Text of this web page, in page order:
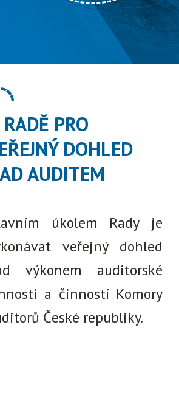
PRO
DOHLED
AUDITEM
úkolem Rady je
veřejný dohled
výkonem auditorské
a činností Komory
České republiky.